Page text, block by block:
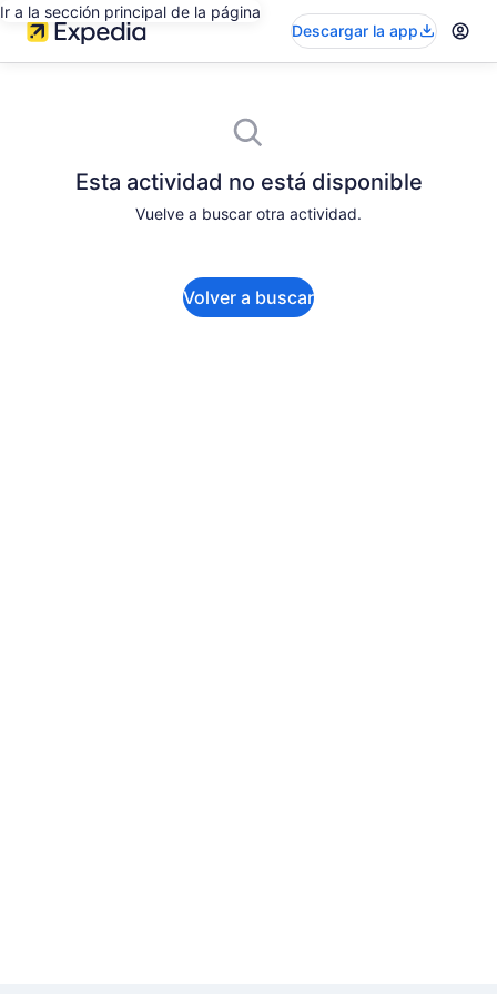
Ir a la sección principal de la página
Descargar la app
Esta actividad no está disponible
Vuelve a buscar otra actividad.
Volver a buscar